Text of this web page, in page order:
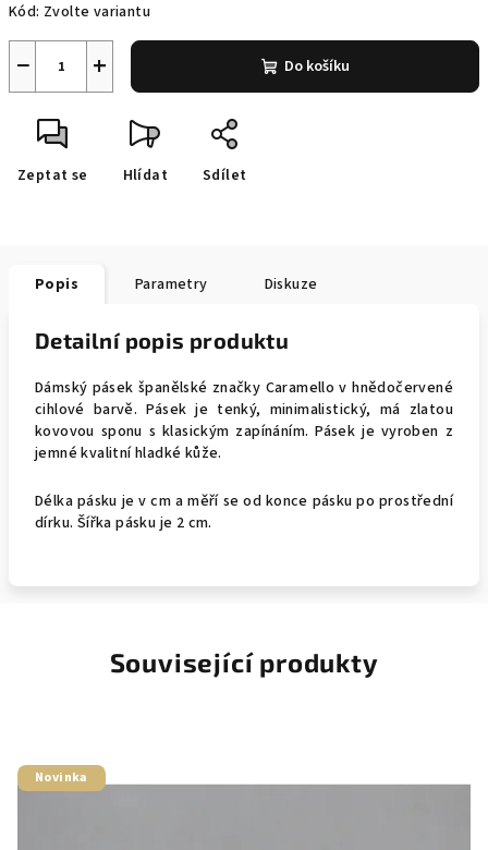
Kód: Zvolte variantu
+
− Do košíku
Zeptat se Hlídat Sdílet
Popis Parametry Diskuze
Detailní popis produktu
Dámský pásek španělské značky Caramello v hnědočervené
cihlové barvě. Pásek je tenký, minimalistický, má zlatou
kovovou sponu s klasickým zapínáním. Pásek je vyroben z
jemné kvalitní hladké kůže.
Délka pásku je v cm a měří se od konce pásku po prostřední
dírku. Šířka pásku je 2 cm.
Související produkty
Novinka